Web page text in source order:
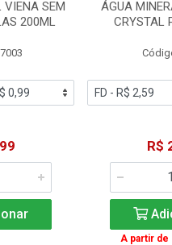
VIENA SEM
200ML
ÁGUA
CRYSTAL
R$
A partir de